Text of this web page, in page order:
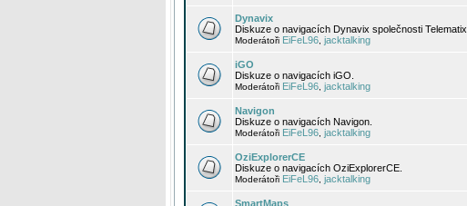
Dynavix
Diskuze o navigacích Dynavix společnosti Telematix.
Moderátoři EiFeL96 jacktalking
iGO
Diskuze o navigacích iGO.
Moderátoři EiFeL96 jacktalking
Navigon
Diskuze o navigacích Navigon.
Moderátoři EiFeL96 jacktalking
OziExplorerCE
Diskuze o navigacích OziExplorerCE.
Moderátoři EiFeL96 jacktalking
SmartMaps